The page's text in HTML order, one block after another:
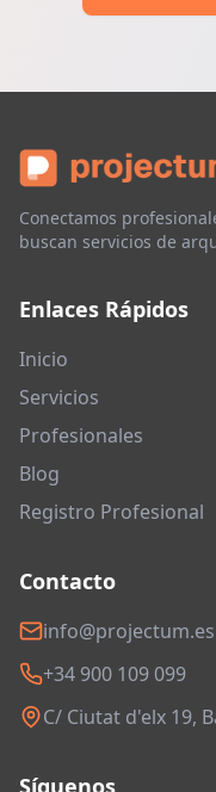
Conectamos
buscan servicios de
Enlaces Rápidos
Inicio
Servicios
Profesionales
Blog
Registro Profesional
Contacto
info@projectum.es
+34 900 109 099
C/ Ciutat d'elx 19,
Síguenos